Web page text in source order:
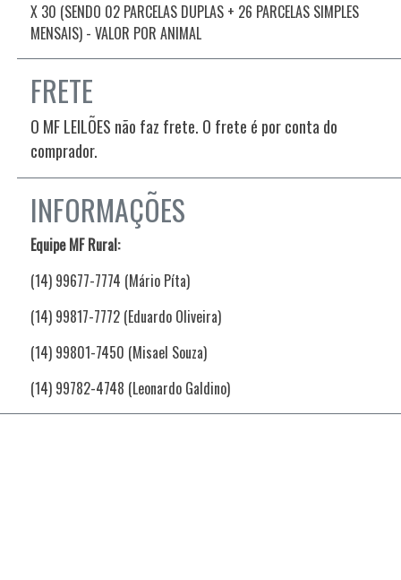
X 30 (SENDO 02 PARCELAS DUPLAS + 26 PARCELAS SIMPLES
MENSAIS) - VALOR POR ANIMAL
FRETE
O MF LEILÕES não faz frete. O frete é por conta do
comprador.
INFORMAÇÕES
Equipe MF Rural:
(14) 99677-7774 (Mário Píta)
(14) 99817-7772 (Eduardo Oliveira)
(14) 99801-7450 (Misael Souza)
(14) 99782-4748 (Leonardo Galdino)